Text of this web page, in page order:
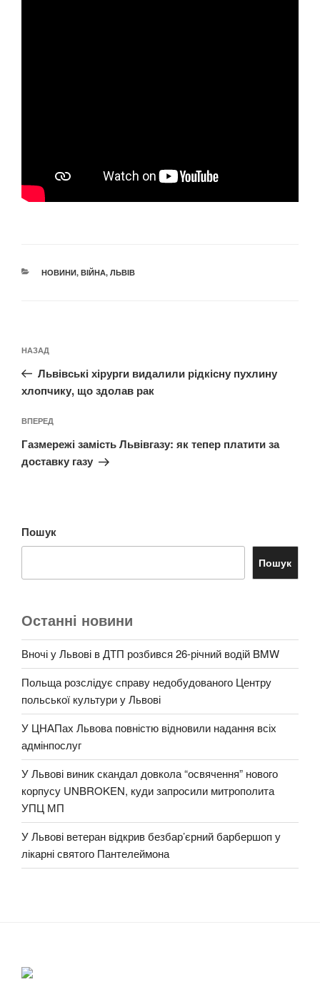
КАТЕГОРІЇ
НОВИНИ, ВІЙНА, ЛЬВІВ
записів
Попередній
запис:
НАЗАД
Львівські хірурги видалили рідкісну пухлину
хлопчику, що здолав рак
Наступний
запис
ВПЕРЕД
Газмережі замість Львівгазу: як тепер платити за
доставку газу
Пошук
Пошук
Останні новини
Вночі у Львові в ДТП розбився 26-річний водій BMW
Польща розслідує справу недобудованого Центру
польської культури у Львові
У ЦНАПах Львова повністю відновили надання всіх
адмінпослуг
У Львові виник скандал довкола “освячення” нового
корпусу UNBROKEN, куди запросили митрополита
УПЦ МП
У Львові ветеран відкрив безбар’єрний барбершоп у
лікарні святого Пантелеймона